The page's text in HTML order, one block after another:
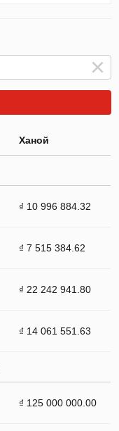
Ханой
₫ 10 996 884.32
₫ 7 515 384.62
₫ 22 242 941.80
₫ 14 061 551.63
₫ 125 000 000.00